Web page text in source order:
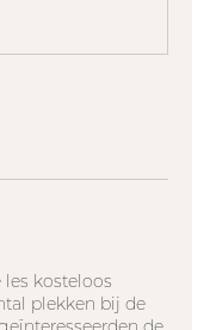
kosteloos
plekken bij de